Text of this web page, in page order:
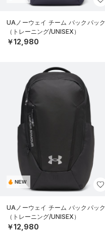
UAノーウェイ チーム バックパック
（トレーニング/UNISEX）
￥12,980
NEW
UAノーウェイ チーム バックパック
（トレーニング/UNISEX）
￥12,980